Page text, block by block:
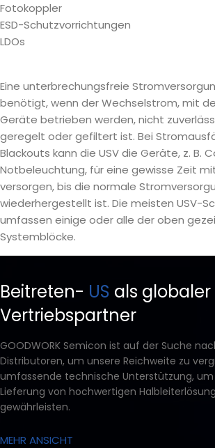
Fotokoppler
ESD-Schutzvorrichtungen
LDOs
Eine unterbrechungsfreie
benötigt, wenn der Wechselstrom, mit
Geräte betrieben werden, nicht
geregelt oder gefiltert ist. Bei
Blackouts kann die USV die Geräte, z. B.
Notbeleuchtung, für eine gewisse Zeit
versorgen, bis die normale
wiederhergestellt ist. Die meisten USV-
umfassen einige oder alle der oben
Systemblöcke.
Beitreten- US als globaler
Vertriebspartner
GOODWORK Semicon ist auf der Suche
Distributoren, um unsere Reichweite zu
umfassende technische Unterstützung, um
Lieferung von hochwertigen
gewährleisten.
MEHR ANSICHT